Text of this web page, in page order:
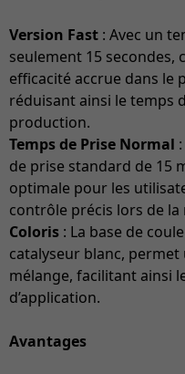
Version Fast : Avec un
seulement 15 secondes,
efficacité accrue dans le
réduisant ainsi le temps
production.
Temps de Prise Normal
de prise standard de 15
optimale pour les
contrôle précis lors de
Coloris : La base de
catalyseur blanc,
mélange, facilitant ainsi
d’application.
Avantages